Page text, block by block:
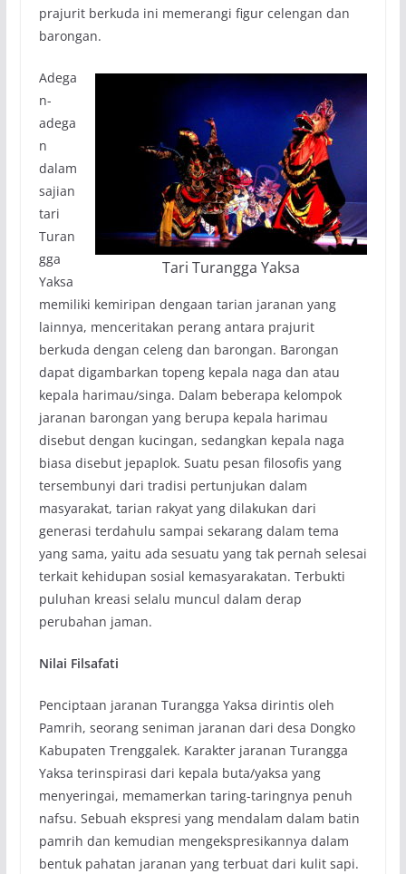
prajurit berkuda ini memerangi figur celengan dan
barongan.
Tari Turangga Yaksa
Adega
n-
adega
n
dalam
sajian
tari
Turan
gga
Yaksa
memiliki kemiripan dengaan tarian jaranan yang
lainnya, menceritakan perang antara prajurit
berkuda dengan celeng dan barongan. Barongan
dapat digambarkan topeng kepala naga dan atau
kepala harimau/singa. Dalam beberapa kelompok
jaranan barongan yang berupa kepala harimau
disebut dengan kucingan, sedangkan kepala naga
biasa disebut jepaplok. Suatu pesan filosofis yang
tersembunyi dari tradisi pertunjukan dalam
masyarakat, tarian rakyat yang dilakukan dari
generasi terdahulu sampai sekarang dalam tema
yang sama, yaitu ada sesuatu yang tak pernah selesai
terkait kehidupan sosial kemasyarakatan. Terbukti
puluhan kreasi selalu muncul dalam derap
perubahan jaman.
Nilai Filsafati
Penciptaan jaranan Turangga Yaksa dirintis oleh
Pamrih, seorang seniman jaranan dari desa Dongko
Kabupaten Trenggalek. Karakter jaranan Turangga
Yaksa terinspirasi dari kepala buta/yaksa yang
menyeringai, memamerkan taring-taringnya penuh
nafsu. Sebuah ekspresi yang mendalam dalam batin
pamrih dan kemudian mengekspresikannya dalam
bentuk pahatan jaranan yang terbuat dari kulit sapi.